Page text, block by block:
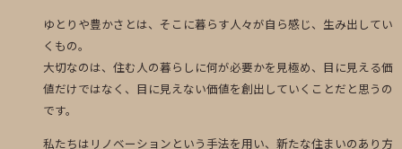
ゆとりや豊かさとは、そこに暮らす人々が自ら感じ、生み出してい
くもの。
大切なのは、住む人の暮らしに何が必要かを見極め、目に見える価
値だけではなく、目に見えない価値を創出していくことだと思うの
です。
私たちはリノベーションという手法を用い、新たな住まいのあり方